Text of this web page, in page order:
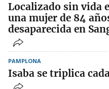
Localizado sin vida
una mujer de 84
desaparecida en
PAMPLONA
Isaba se triplica